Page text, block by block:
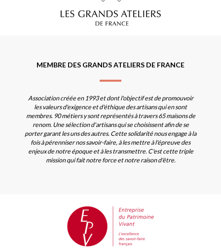
MEMBRE DES GRANDS ATELIERS DE FRANCE
Association créée en 1993 et dont l'objectif est de promouvoir
les valeurs d'exigence et d'éthique des artisans qui en sont
membres. 90 métiers y sont représentés à travers 65 maisons de
renom. Une sélection d'artisans qui se choisissent afin de se
porter garant les uns des autres. Cette solidarité nous engage à la
fois à pérenniser nos savoir-faire, à les mettre à l'épreuve des
enjeux de notre époque et à les transmettre. C'est cette triple
mission qui fait notre force et notre raison d'être.